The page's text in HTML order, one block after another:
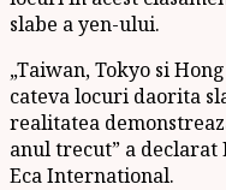
slabe a yen-ului.
„Taiwan, Tokyo si
cateva locuri daorita
realitatea
anul trecut” a declarat
Eca International.